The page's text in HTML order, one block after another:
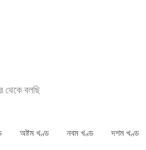
থেকে বলছি
অষ্টম খণ্ড নবম খণ্ড দশম খণ্ড